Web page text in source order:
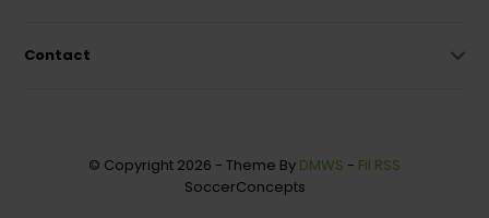
Contact
© Copyright 2026 - Theme By DMWS - Fil RSS
SoccerConcepts